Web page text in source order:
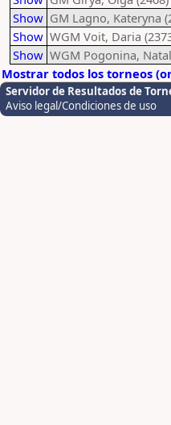
Show GM Lagno, Kateryna
Show WGM Voit, Daria
Show WGM Pogonina,
Mostrar todos los torneos
Servidor de Resultados de
Aviso legal/Condiciones de uso